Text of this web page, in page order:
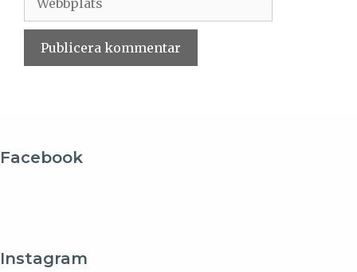
Facebook
Instagram